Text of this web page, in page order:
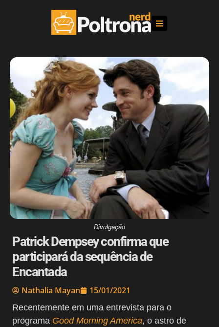
Divulgação
Patrick Dempsey confirma que
participará da sequência de
Encantada
Nathalia Mayan 15/01/2021
Recentemente em uma entrevista para o
programa Good Morning America, o astro de